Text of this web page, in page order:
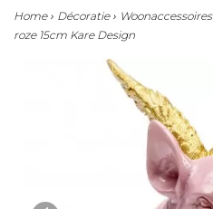
Home Décoratie Woonaccessoires
roze 15cm Kare Design